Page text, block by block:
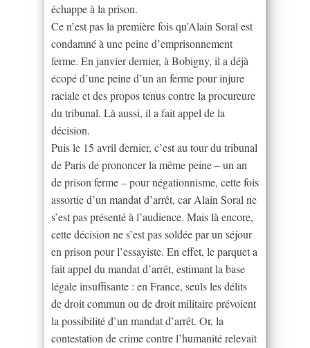
échappe à la prison.
Ce n’est pas la première fois qu’Alain Soral est
condamné à une peine d’emprisonnement
ferme. En janvier dernier, à Bobigny, il a déjà
écopé d’une peine d’un an ferme pour injure
raciale et des propos tenus contre la procureure
du tribunal. Là aussi, il a fait appel de la
décision.
Puis le 15 avril dernier, c’est au tour du tribunal
de Paris de prononcer la même peine – un an
de prison ferme – pour négationnisme, cette fois
assortie d’un mandat d’arrêt, car Alain Soral ne
s’est pas présenté à l’audience. Mais là encore,
cette décision ne s’est pas soldée par un séjour
en prison pour l’essayiste. En effet, le parquet a
fait appel du mandat d’arrêt, estimant la base
légale insuffisante : en France, seuls les délits
de droit commun ou de droit militaire prévoient
la possibilité d’un mandat d’arrêt. Or, la
contestation de crime contre l’humanité relevait